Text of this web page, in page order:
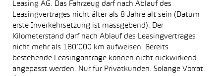
Leasing AG. Das Fahrzeug darf nach Ablauf des
Leasingvertrages nicht älter als 8 Jahre alt sein (Datum
erste Inverkehrsetzung ist massgebend). Der
Kilometerstand darf nach Ablauf des Leasingvertrages
nicht mehr als 180’000 km aufweisen. Bereits
bestehende Leasinganträge können nicht rückwirkend
angepasst werden. Nur für Privatkunden. Solange Vorrat.